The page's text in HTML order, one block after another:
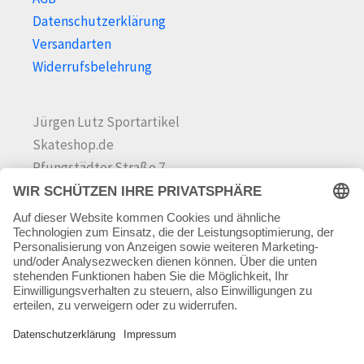
Datenschutzerklärung
Versandarten
Widerrufsbelehrung
Jürgen Lutz Sportartikel
Skateshop.de
Pfungstädter Straße 7
64342 Seeheim-Jugenheim
Tel.06257 868181
Mail:info@skateshop.de
Warenkorb
Mein Konto